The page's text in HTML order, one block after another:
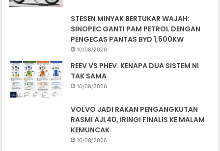
STESEN MINYAK BERTUKAR WAJAH:
SINOPEC GANTI PAM PETROL DENGAN
PENGECAS PANTAS BYD 1,500KW
10/08/2026
REEV VS PHEV. KENAPA DUA SISTEM NI
TAK SAMA
10/08/2026
VOLVO JADI RAKAN PENGANGKUTAN
RASMI AJL40, IRINGI FINALIS KE MALAM
KEMUNCAK
10/08/2026